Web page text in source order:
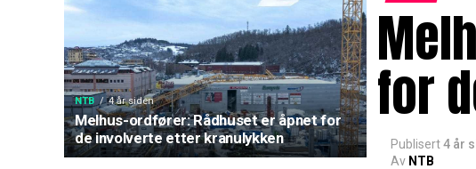
NTB 4 år siden
Melhus-ordfører: Rådhuset er åpnet for
de involverte etter kranulykken
for
Publisert4 år
Av NTB